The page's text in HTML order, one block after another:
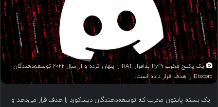
یک پکیج مخرب PyPi بدافزار RAT را پنهان کرده و از سال ۲۰۲۲ توسعه‌دهندگان
Discord را هدف قرار داده است.
یک بسته پایتون مخرب که توسعه‌دهندگان دیسکورد را هدف قرار می‌دهد و